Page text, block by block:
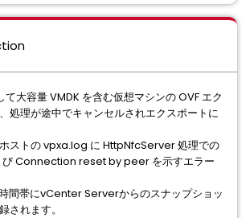
大容量 VMDK を含む仮想マシンの OVF エク
処理が途中でキャンセルされエクスポートに
ストの vpxa.log に HttpNfcServer 処理での
Connection reset by peer を示すエラー
間帯にvCenter Serverからのスナップショッ
されます。